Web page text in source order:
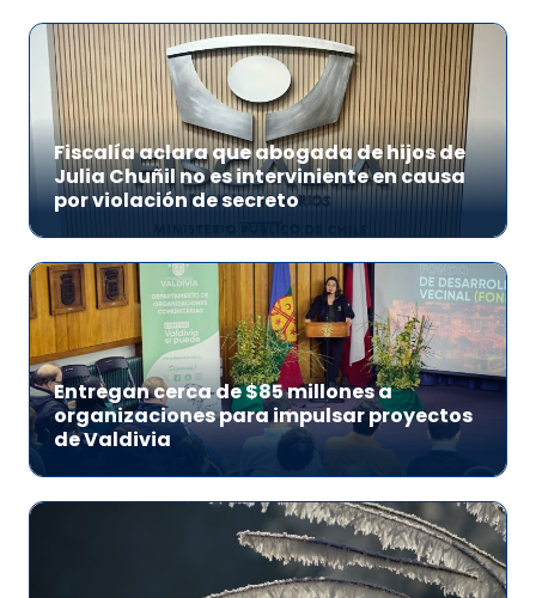
Fiscalía aclara que abogada de hijos de
Julia Chuñil no es interviniente en causa
por violación de secreto
Entregan cerca de $85 millones a
organizaciones para impulsar proyectos
de Valdivia